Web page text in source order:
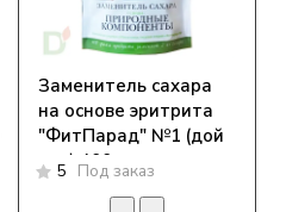
Заменитель сахара
на основе эритрита
"ФитПарад" №1 (дой
пак) 400 г
5 Под заказ